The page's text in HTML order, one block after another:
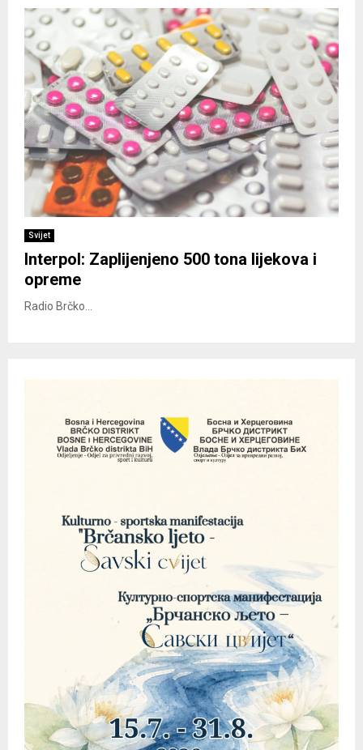
Svijet
Interpol: Zaplijenjeno 500 tona lijekova i
opreme
Radio Brčko...